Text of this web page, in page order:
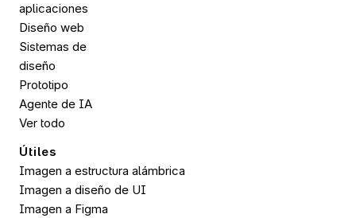
aplicaciones
Diseño web
Sistemas de
diseño
Prototipo
Agente de IA
Ver todo
Útiles
Imagen a estructura alámbrica
Imagen a diseño de UI
Imagen a Figma